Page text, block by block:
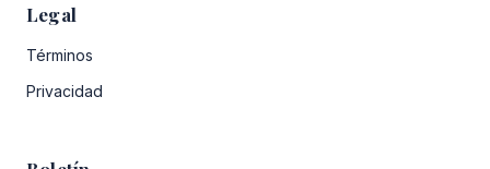
Legal
Términos
Privacidad